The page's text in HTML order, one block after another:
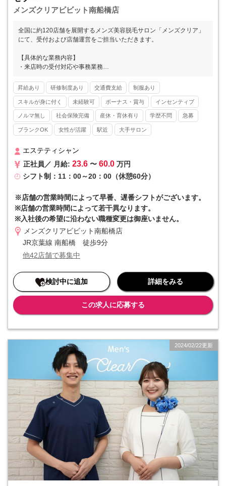
メンズクリアビビット南船橋店
全国に約120店舗を展開するメンズ美容脱毛サロン「メンズクリア」
にて、受付および店舗運営をご担当いただきます。
【具体的な業務内容】
・来店時の受付対応や事務業務
・カルテ作成
※お客様の8割以上がひげ脱毛です。
■■ メンズクリアとは ■■
メンズ美容が注目され始めた2013年にスタートし、現在では全国47
都道府県すべてに店舗をかまえるリーディングカンパニーとして高い
を集めています。
■■ 他社と差を付けるマーケティング力 ■■
自社のマーケティング部門によってYoutube、twitter（x）、Instagra
本社で吸い上げる組織体制を整えています。さらに集客～予約入力ま
でを本社で集約していることから、店舗の事務作業が最小限で済むと
いうメリットも。集客を全て本社で担当するため、個人ノルマなどが
一切発生しないのも特徴です。
■■ 入社初月からインセンティブが発生 ■■
が、当社はそうではありません。リピート率の高さや成長市場という
ものになっています。そのため「高収入を実現したい」という方にも
おすすめです。
昇給あり 研修制度あり 交通費支給 制服あり
スキルが身に付く 未経験可 ボーナス・賞与 インセンティブ
ノルマ無し 社会保険完備 産休・育休有り 学歴不問 急募
ブランクOK 女性が活躍 駅近 大手サロン
エステティシャン
正社員／ 月給: 23.6 〜 60.0 万円
シフト制：11：00～20：00（休憩60分）
※店舗の営業時間によって早番、遅番シフトがございます。
※店舗の営業時間によって若干異なります。
※入社後の希望に沿わない職種変更は御座いません。
メンズクリアビビット南船橋店
JR京葉線 南船橋 徒歩9分
他42店舗で募集中
検討中に追加 詳細をみる
この求人に応募する
2024/02/22更新